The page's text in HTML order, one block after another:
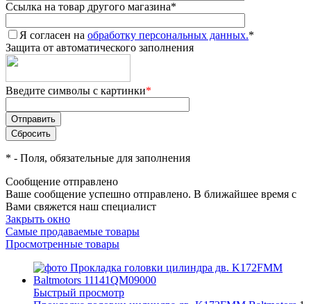
Ссылка на товар другого магазина*
Я согласен на обработку персональных данных.*
Защита от автоматического заполнения
Введите символы с картинки*
* - Поля, обязательные для заполнения
Сообщение отправлено
Ваше сообщение успешно отправлено. В ближайшее время с
Вами свяжется наш специалист
Закрыть окно
Самые продаваемые товары
Просмотренные товары
Быстрый просмотр